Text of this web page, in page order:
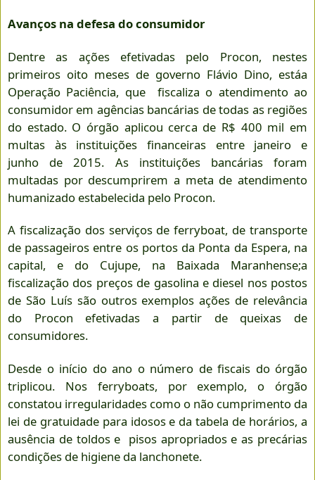
Avanços na defesa do consumidor
Dentre as ações efetivadas pelo Procon, nestes
primeiros oito meses de governo Flávio Dino, estáa
Operação Paciência, que fiscaliza o atendimento ao
consumidor em agências bancárias de todas as regiões
do estado. O órgão aplicou cerca de R$ 400 mil em
multas às instituições financeiras entre janeiro e
junho de 2015. As instituições bancárias foram
multadas por descumprirem a meta de atendimento
humanizado estabelecida pelo Procon.
A fiscalização dos serviços de ferryboat, de transporte
de passageiros entre os portos da Ponta da Espera, na
capital, e do Cujupe, na Baixada Maranhense;a
fiscalização dos preços de gasolina e diesel nos postos
de São Luís são outros exemplos ações de relevância
do Procon efetivadas a partir de queixas de
consumidores.
Desde o início do ano o número de fiscais do órgão
triplicou. Nos ferryboats, por exemplo, o órgão
constatou irregularidades como o não cumprimento da
lei de gratuidade para idosos e da tabela de horários, a
ausência de toldos e pisos apropriados e as precárias
condições de higiene da lanchonete.